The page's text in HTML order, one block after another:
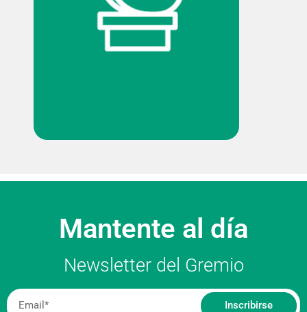
Mantente al día
Newsletter del Gremio
Inscribirse